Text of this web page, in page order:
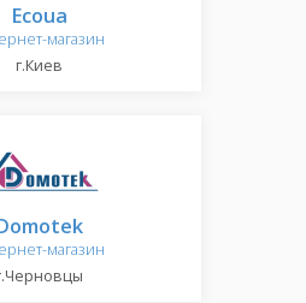
Ecoua
магазин
г.Киев
магазин